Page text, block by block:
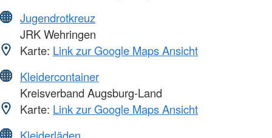
Jugendrotkreuz
JRK Wehringen
Karte: Link zur Google Maps Ansicht
Kleidercontainer
Kreisverband Augsburg-Land
Karte: Link zur Google Maps Ansicht